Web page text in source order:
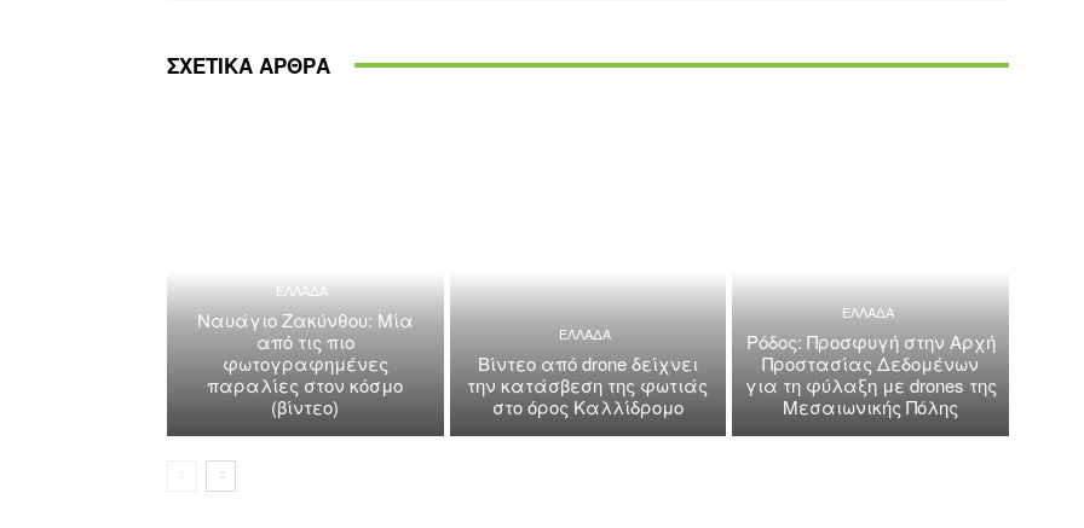
ΣΧΕΤΙΚΑ ΑΡΘΡΑ
ΕΛΛΑΔΑ
Ναυάγιο Ζακύνθου: Μία
από τις πιο
φωτογραφημένες
παραλίες στον κόσμο
(βίντεο)
ΕΛΛΑΔΑ
Βίντεο από drone δείχνει
την κατάσβεση της φωτιάς
στο όρος Καλλίδρομο
ΕΛΛΑΔΑ
Ρόδος: Προσφυγή στην Αρχή
Προστασίας Δεδομένων
για τη φύλαξη με drones της
Μεσαιωνικής Πόλης